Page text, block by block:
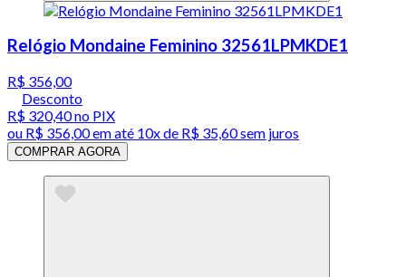
Relógio Mondaine Feminino 32561LPMKDE1
R$ 356,00
Desconto
R$ 320,40no PIX
ou R$ 356,00em até 10x de R$ 35,60 sem juros
COMPRAR AGORA